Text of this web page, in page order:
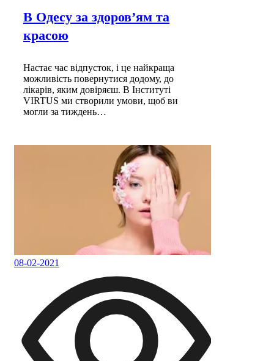
В Одесу за здоров’ям та
красою
Настає час відпусток, і це найкраща
можливість повернутися додому, до
лікарів, яким довіряєш. В Інституті
VIRTUS ми створили умови, щоб ви
могли за тиждень…
08-02-2021